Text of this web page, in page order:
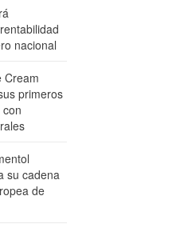
nacional
Cream
primeros
su cadena
de